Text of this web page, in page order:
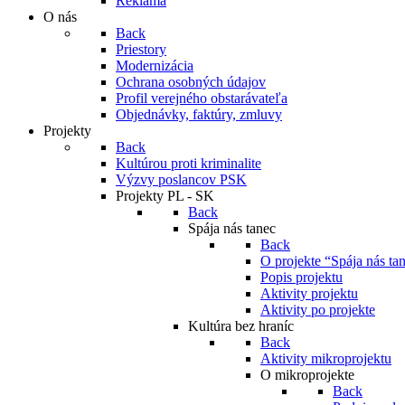
O nás
Back
Priestory
Modernizácia
Ochrana osobných údajov
Profil verejného obstarávateľa
Objednávky, faktúry, zmluvy
Projekty
Back
Kultúrou proti kriminalite
Výzvy poslancov PSK
Projekty PL - SK
Back
Spája nás tanec
Back
O projekte “Spája nás
Popis projektu
Aktivity projektu
Aktivity po projekte
Kultúra bez hraníc
Back
Aktivity mikroprojektu
O mikroprojekte
Back